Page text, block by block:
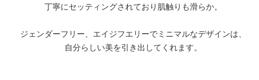
丁寧にセッティングされており肌触りも滑らか。
ジェンダーフリー、エイジフエリーでミニマルなデザインは、
自分らしい美を引き出してくれます。